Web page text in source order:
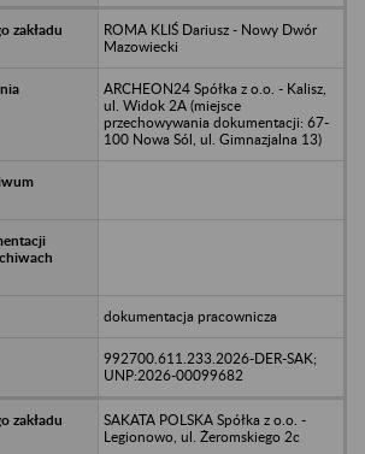
ROMA KLIŚ Dariusz - Nowy Dwór
Mazowiecki
ARCHEON24 Spółka z o.o. - Kalisz,
ul. Widok 2A (miejsce
przechowywania dokumentacji: 67-
100 Nowa Sól, ul. Gimnazjalna 13)
dokumentacja pracownicza
992700.611.233.2026-DER-SAK;
UNP:2026-00099682
SAKATA POLSKA Spółka z o.o. -
Legionowo, ul. Żeromskiego 2c